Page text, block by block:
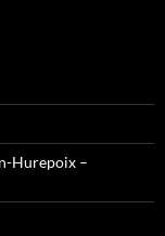
Hurepoix –